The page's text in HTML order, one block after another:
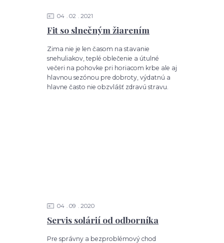
Fit so slnečným žiarením
04 02 2021
Zima nie je len časom na stavanie
snehuliakov, teplé oblečenie a útulné
večeri na pohovke pri horiacom krbe ale aj
hlavnou sezónou pre dobroty, výdatnú a
hlavne často nie obzvlášť zdravú stravu.
Servis solárií od odborníka
04 09 2020
Pre správny a bezproblémový chod